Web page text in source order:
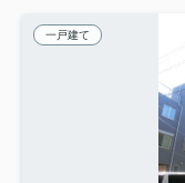
一戸建て